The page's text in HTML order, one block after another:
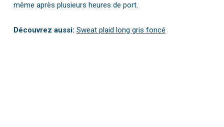
même après plusieurs heures de port.
Découvrez aussi: Sweat plaid long gris foncé